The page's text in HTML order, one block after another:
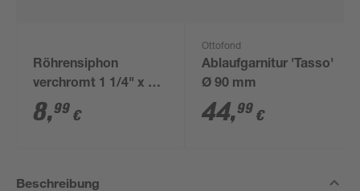
Röhrensiphon
verchromt 1 1/4" x 32
mm
8,99 €
Ottofond
Ablaufgarnitur 'Tasso'
Ø 90 mm
44,99 €
Beschreibung